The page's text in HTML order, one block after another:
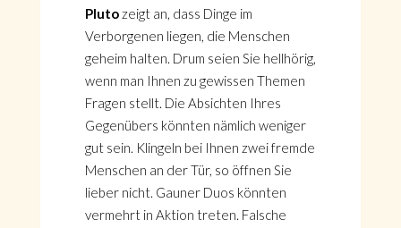
Plutozeigt an, dass Dinge im
Verborgenen liegen, die Menschen
geheim halten. Drum seien Sie hellhörig,
wenn man Ihnen zu gewissen Themen
Fragen stellt. Die Absichten Ihres
Gegenübers könnten nämlich weniger
gut sein. Klingeln bei Ihnen zwei fremde
Menschen an der Tür, so öffnen Sie
lieber nicht. Gauner Duos könnten
vermehrt in Aktion treten. Falsche